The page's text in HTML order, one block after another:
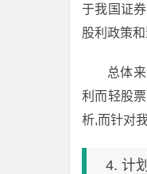
于我国证
股利政策
总体
利而轻股
析,而针对
4. 计